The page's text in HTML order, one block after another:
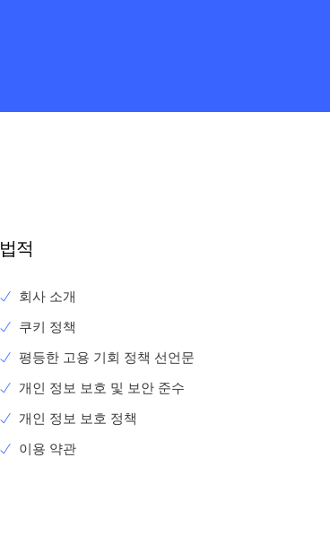
법적
회사 소개
쿠키 정책
평등한 고용 기회 정책 선언문
개인 정보 보호 및 보안 준수
개인 정보 보호 정책
이용 약관